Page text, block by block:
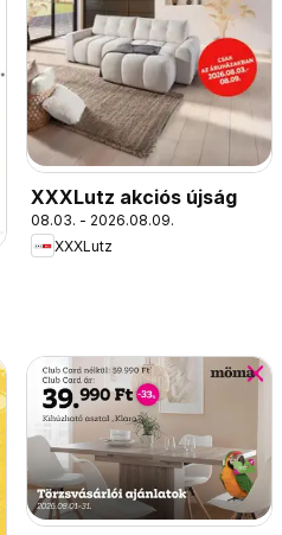
XXXLutz akciós újság
08.03. - 2026.08.09.
XXXLutz